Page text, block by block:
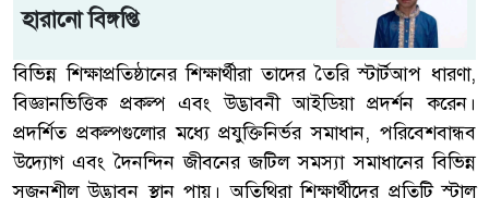
হারানো বিঙ্গপ্তি
বিভিন্ন শিক্ষাপ্রতিষ্ঠানের শিক্ষার্থীরা তাদের তৈরি স্টার্টআপ ধারণা,
বিজ্ঞানভিত্তিক প্রকল্প এবং উদ্ভাবনী আইডিয়া প্রদর্শন করেন।
প্রদর্শিত প্রকল্পগুলোর মধ্যে প্রযুক্তিনির্ভর সমাধান, পরিবেশবান্ধব
উদ্যোগ এবং দৈনন্দিন জীবনের জটিল সমস্যা সমাধানের বিভিন্ন
সৃজনশীল উদ্ভাবন স্থান পায়। অতিথিরা শিক্ষার্থীদের প্রতিটি স্টাল